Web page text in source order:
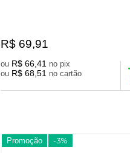
R$ 69,91
ou R$ 66,41
no pix
ou R$ 68,51 no cartão
Promoção -3%